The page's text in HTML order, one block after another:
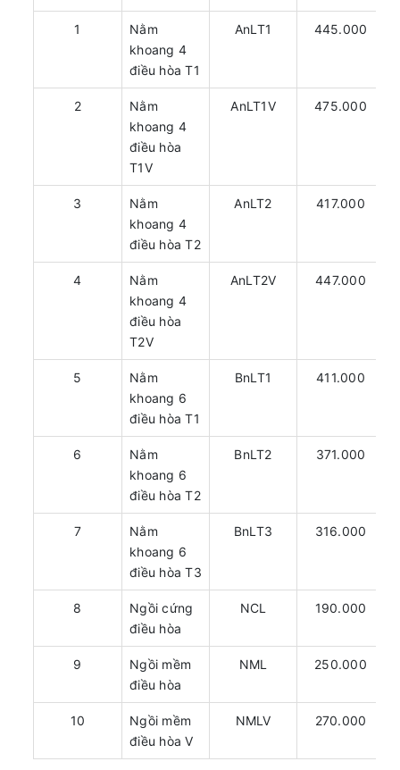
1
Nằm
khoang 4
điều hòa T1
AnLT1 445.000
2
Nằm
khoang 4
điều hòa
T1V
AnLT1V 475.000
3
Nằm
khoang 4
điều hòa T2
AnLT2 417.000
4
Nằm
khoang 4
điều hòa
T2V
AnLT2V 447.000
5
Nằm
khoang 6
điều hòa T1
BnLT1 411.000
6
Nằm
khoang 6
điều hòa T2
BnLT2 371.000
7
Nằm
khoang 6
điều hòa T3
BnLT3 316.000
8
Ngồi cứng
điều hòa
NCL 190.000
9
Ngồi mềm
điều hòa
NML 250.000
10
Ngồi mềm
điều hòa V
NMLV 270.000